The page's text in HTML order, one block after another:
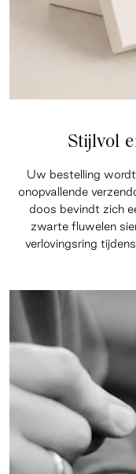
Stijlvol
Uw bestelling
onopvallende
doos bevindt zich
zwarte fluwelen
verlovingsring